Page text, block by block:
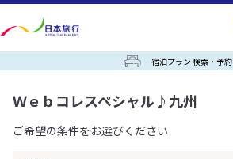
宿泊プラン 検索・予約
Ｗｅｂコレスペシャル♪九州
ご希望の条件をお選びください